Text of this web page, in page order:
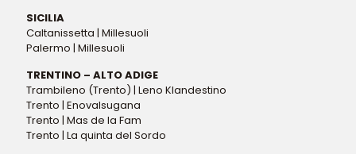
SICILIA
Caltanissetta | Millesuoli
Palermo | Millesuoli
TRENTINO – ALTO ADIGE
Trambileno (Trento) | Leno Klandestino
Trento | Enovalsugana
Trento | Mas de la Fam
Trento | La quinta del Sordo